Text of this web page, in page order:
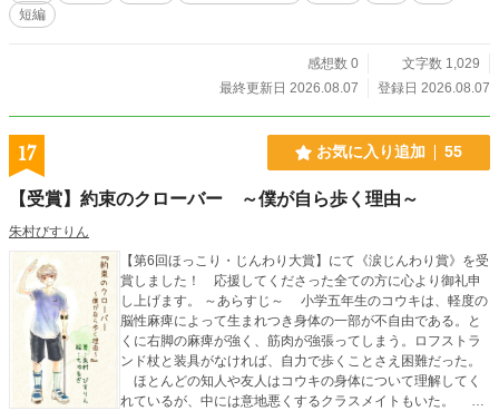
短編
感想数 0
文字数 1,029
最終更新日 2026.08.07
登録日 2026.08.07
17 お気に入り追加 55
【受賞】約束のクローバー ～僕が自ら歩く理由～
朱村びすりん
【第6回ほっこり・じんわり大賞】にて《涙じんわり賞》を受
賞しました！ 応援してくださった全ての方に心より御礼申
し上げます。 ～あらすじ～ 小学五年生のコウキは、軽度の
脳性麻痺によって生まれつき身体の一部が不自由である。と
くに右脚の麻痺が強く、筋肉が強張ってしまう。ロフストラ
ンド杖と装具がなければ、自力で歩くことさえ困難だった。
ほとんどの知人や友人はコウキの身体について理解してく
れているが、中には意地悪くするクラスメイトもいた。 町